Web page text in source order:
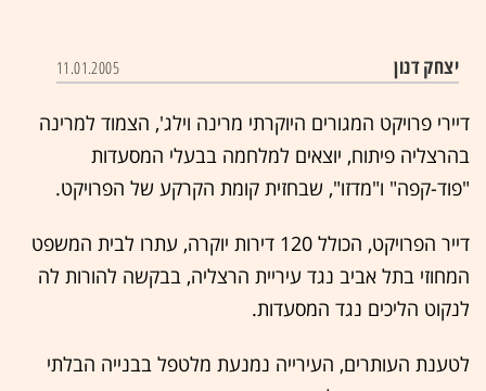
יצחק דנון‏ 11.01.2005
דיירי פרויקט המגורים היוקרתי מרינה וילג', הצמוד למרינה
בהרצליה פיתוח, יוצאים למלחמה בבעלי המסעדות
"פוד-קפה" ו"מדזו", שבחזית קומת הקרקע של הפרויקט.
דייר הפרויקט, הכולל 120 דירות יוקרה, עתרו לבית המשפט
המחוזי בתל אביב נגד עיריית הרצליה, בבקשה להורות לה
לנקוט הליכים נגד המסעדות.
לטענת העותרים, העירייה נמנעת מלטפל בבנייה הבלתי